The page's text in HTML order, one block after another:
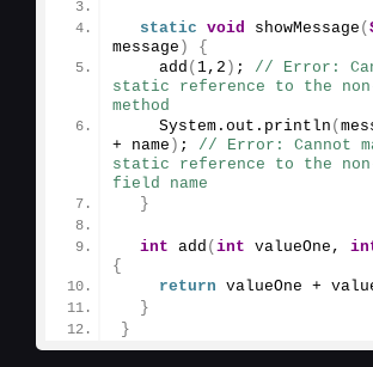
static void showMessage (
message )
{
add ( 1, 2 ) ; // Error:
static reference to the
method
    System.
out . println (
+ name ) ; // Error: Cannot
static reference to the
field name
}
int add ( int valueOne,
{
return valueOne +
}
}